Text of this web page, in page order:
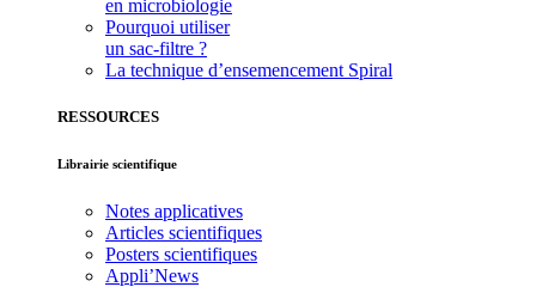
en microbiologie
Pourquoi utiliser
un sac-filtre ?
La technique d’ensemencement Spiral
RESSOURCES
Librairie scientifique
Notes applicatives
Articles scientifiques
Posters scientifiques
Appli’News